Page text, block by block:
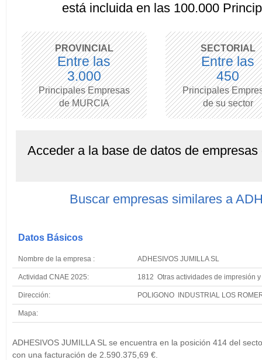
está incluida en las 100.000
PROVINCIAL
Entre las
3.000
Principales Empresas
de MURCIA
SECTORIAL
Entre las
450
Principales
de su sector
Acceder a la base de datos de
Buscar empresas similares a
Datos Básicos
Nombre de la empresa : ADHESIVOS JUMILLA SL
Actividad CNAE 2025: 1812 Otras actividades de impresión
Dirección: POLIGONO INDUSTRIAL LOS
Mapa:
−
ADHESIVOS JUMILLA SL se encuentra en la posición 414 del
con una facturación de 2.590.375,69 €.